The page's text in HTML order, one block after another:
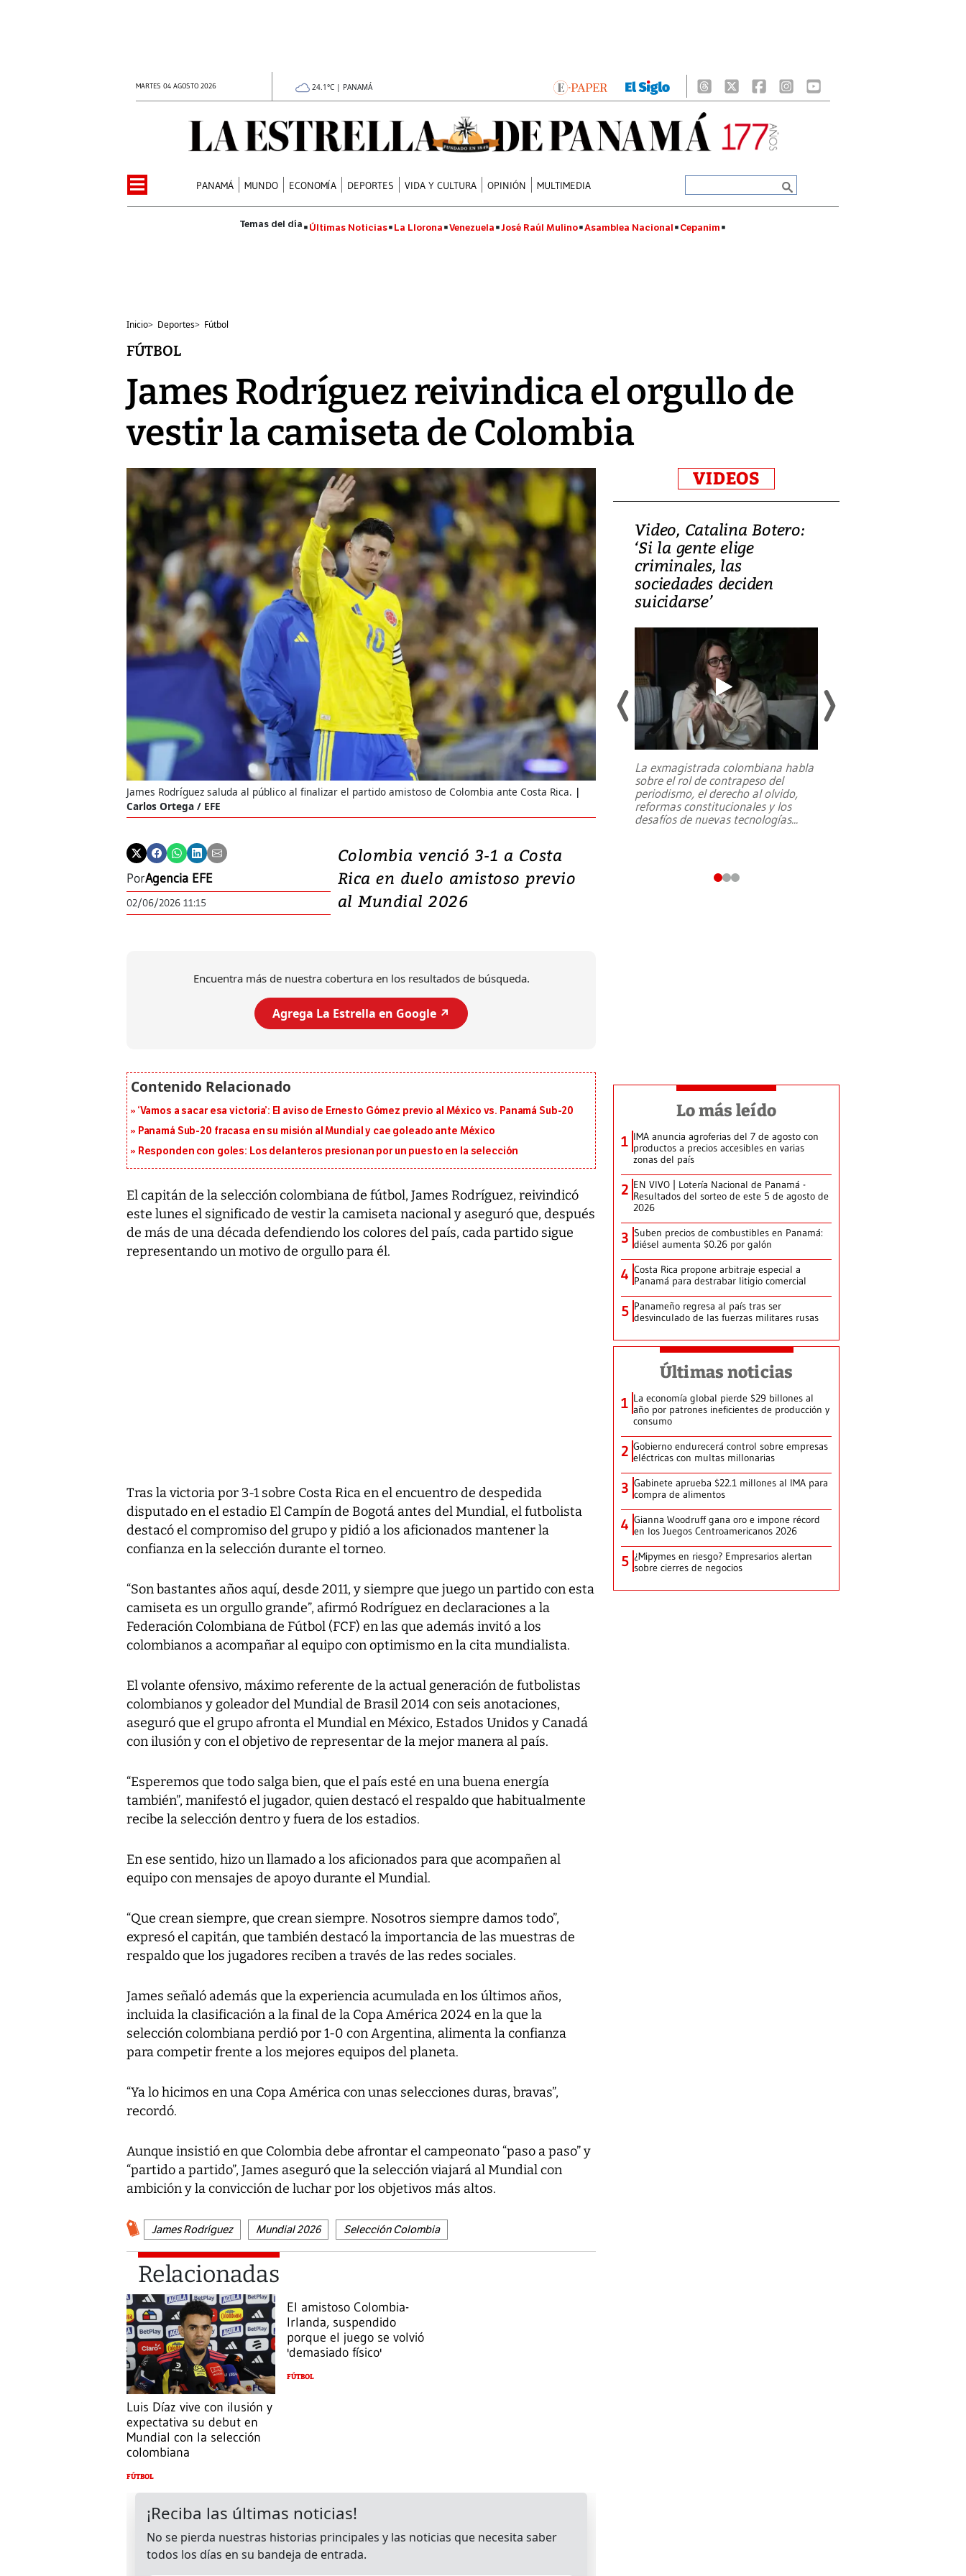
MARTES 04 AGOSTO 2026 24.1°C | PANAMÁ
PANAMÁ MUNDO ECONOMÍA DEPORTES VIDA Y CULTURA OPINIÓN MULTIMEDIA
Últimas Noticias La Llorona Venezuela José Raúl Mulino Asamblea Nacional Cepanim
Inicio> Deportes> Fútbol
FÚTBOL
James Rodríguez reivindica el orgullo de
vestir la camiseta de Colombia
James Rodríguez saluda al público al finalizar el partido amistoso de Colombia ante Costa Rica.
Carlos Ortega / EFE
PorAgencia EFE
02/06/2026 11:15
Colombia venció 3-1 a Costa
Rica en duelo amistoso previo
al Mundial 2026
Encuentra más de nuestra cobertura en los resultados de búsqueda.
Agrega La Estrella en Google ↗️
‘Vamos a sacar esa victoria’: El aviso de Ernesto Gómez previo al México vs. Panamá Sub-20
Panamá Sub-20 fracasa en su misión al Mundial y cae goleado ante México
Responden con goles: Los delanteros presionan por un puesto en la selección
El capitán de la selección colombiana de fútbol, James Rodríguez, reivindicó
este lunes el significado de vestir la camiseta nacional y aseguró que, después
de más de una década defendiendo los colores del país, cada partido sigue
representando un motivo de orgullo para él.
Tras la victoria por 3-1 sobre Costa Rica en el encuentro de despedida
disputado en el estadio El Campín de Bogotá antes del Mundial, el futbolista
destacó el compromiso del grupo y pidió a los aficionados mantener la
confianza en la selección durante el torneo.
“Son bastantes años aquí, desde 2011, y siempre que juego un partido con esta
camiseta es un orgullo grande”, afirmó Rodríguez en declaraciones a la
Federación Colombiana de Fútbol (FCF) en las que además invitó a los
colombianos a acompañar al equipo con optimismo en la cita mundialista.
El volante ofensivo, máximo referente de la actual generación de futbolistas
colombianos y goleador del Mundial de Brasil 2014 con seis anotaciones,
aseguró que el grupo afronta el Mundial en México, Estados Unidos y Canadá
con ilusión y con el objetivo de representar de la mejor manera al país.
“Esperemos que todo salga bien, que el país esté en una buena energía
también”, manifestó el jugador, quien destacó el respaldo que habitualmente
recibe la selección dentro y fuera de los estadios.
En ese sentido, hizo un llamado a los aficionados para que acompañen al
equipo con mensajes de apoyo durante el Mundial.
“Que crean siempre, que crean siempre. Nosotros siempre damos todo”,
expresó el capitán, que también destacó la importancia de las muestras de
respaldo que los jugadores reciben a través de las redes sociales.
James señaló además que la experiencia acumulada en los últimos años,
incluida la clasificación a la final de la Copa América 2024 en la que la
selección colombiana perdió por 1-0 con Argentina, alimenta la confianza
para competir frente a los mejores equipos del planeta.
“Ya lo hicimos en una Copa América con unas selecciones duras, bravas”,
recordó.
Aunque insistió en que Colombia debe afrontar el campeonato “paso a paso” y
“partido a partido”, James aseguró que la selección viajará al Mundial con
ambición y la convicción de luchar por los objetivos más altos.
James Rodríguez Mundial 2026 Selección Colombia
Relacionadas
Luis Díaz vive con ilusión y
expectativa su debut en
Mundial con la selección
colombiana
FÚTBOL
El amistoso Colombia-
Irlanda, suspendido
porque el juego se volvió
'demasiado físico'
FÚTBOL
VIDEOS
Video, Japón: Terremoto
deja heridos y graves
daños en Kumamoto
Un fuerte terremoto de magnitud
7,1 se registró este martes 28 de
julio en la prefectura de Kumamoto,
al sur de Japón, provocando una
emergencia de gran...
Video, Catalina Botero:
‘Si la gente elige
criminales, las
sociedades deciden
suicidarse’
La exmagistrada colombiana habla
sobre el rol de contrapeso del
periodismo, el derecho al olvido,
reformas constitucionales y los
desafíos de nuevas tecnologías...
Lo más leído
1 IMA anuncia agroferias del 7 de agosto con
productos a precios accesibles en varias
zonas del país
2 EN VIVO | Lotería Nacional de Panamá -
Resultados del sorteo de este 5 de agosto de
2026
3 Suben precios de combustibles en Panamá:
diésel aumenta $0.26 por galón
4 Costa Rica propone arbitraje especial a
Panamá para destrabar litigio comercial
5 Panameño regresa al país tras ser
desvinculado de las fuerzas militares rusas
Últimas noticias
1 La economía global pierde $29 billones al
año por patrones ineficientes de producción y
consumo
2 Gobierno endurecerá control sobre empresas
eléctricas con multas millonarias
3 Gabinete aprueba $22.1 millones al IMA para
compra de alimentos
4 Gianna Woodruff gana oro e impone récord
en los Juegos Centroamericanos 2026
5 ¿Mipymes en riesgo? Empresarios alertan
sobre cierres de negocios